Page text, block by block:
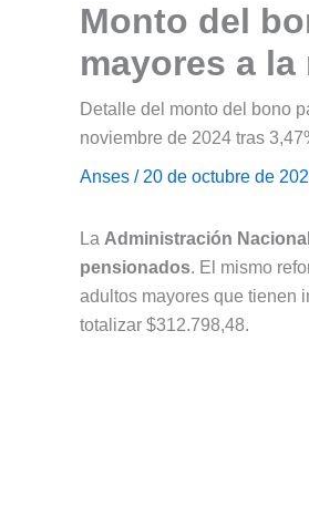
Monto del
mayores a
Detalle del monto del bono
noviembre de 2024 tras
Anses / 20 de octubre de
La Administración
pensionados. El mismo
adultos mayores que tienen
totalizar $312.798,48.